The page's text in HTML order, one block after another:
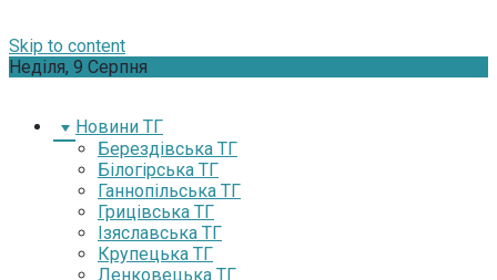
Skip to content
Неділя, 9 Серпня
Новини ТГ
Берездівська ТГ
Білогірська ТГ
Ганнопільська ТГ
Грицівська ТГ
Ізяславська ТГ
Крупецька ТГ
Ленковецька ТГ